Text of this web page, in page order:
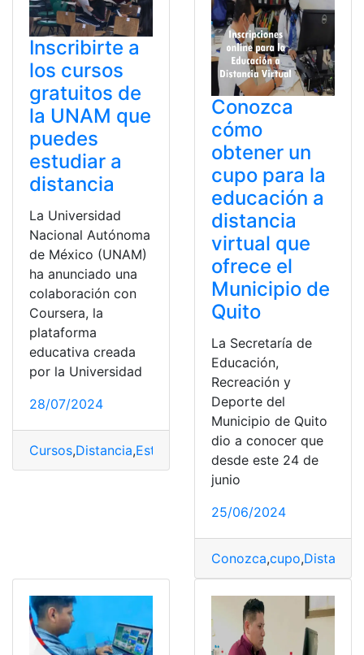
Inscribirte a
los cursos
gratuitos de
la UNAM que
puedes
estudiar a
distancia
La Universidad
Nacional Autónoma
de México (UNAM)
ha anunciado una
colaboración con
Coursera, la
plataforma
educativa creada
por la Universidad
28/07/2024
Cursos,Distancia,Estudiar gratuitos ,inscribirte,México
Conozca
cómo
obtener un
cupo para la
educación a
distancia
virtual que
ofrece el
Municipio de
Quito
La Secretaría de
Educación,
Recreación y
Deporte del
Municipio de Quito
dio a conocer que
desde este 24 de
junio
25/06/2024
Conozca,cupo,Distancia